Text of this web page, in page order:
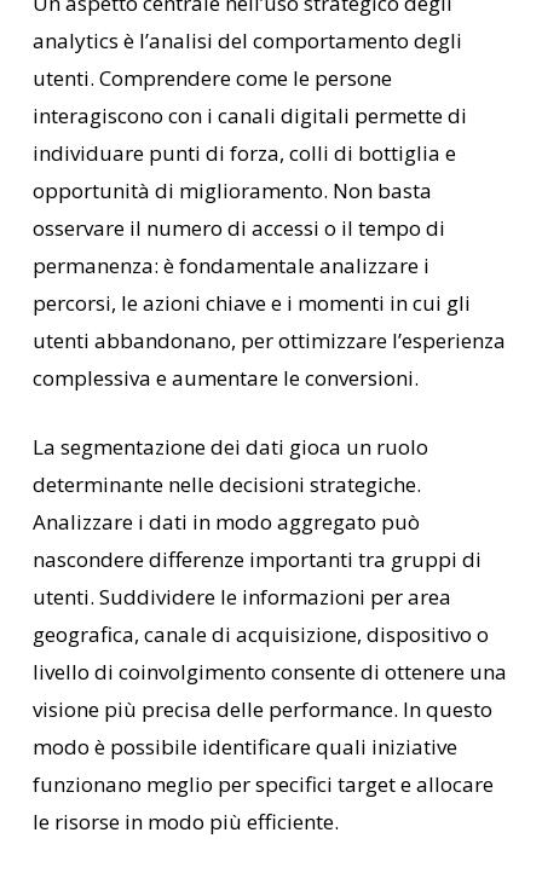
analytics è l’analisi del comportamento degli
utenti. Comprendere come le persone
interagiscono con i canali digitali permette di
individuare punti di forza, colli di bottiglia e
opportunità di miglioramento. Non basta
osservare il numero di accessi o il tempo di
permanenza: è fondamentale analizzare i
percorsi, le azioni chiave e i momenti in cui gli
utenti abbandonano, per ottimizzare l’esperienza
complessiva e aumentare le conversioni.
La segmentazione dei dati gioca un ruolo
determinante nelle decisioni strategiche.
Analizzare i dati in modo aggregato può
nascondere differenze importanti tra gruppi di
utenti. Suddividere le informazioni per area
geografica, canale di acquisizione, dispositivo o
livello di coinvolgimento consente di ottenere una
visione più precisa delle performance. In questo
modo è possibile identificare quali iniziative
funzionano meglio per specifici target e allocare
le risorse in modo più efficiente.